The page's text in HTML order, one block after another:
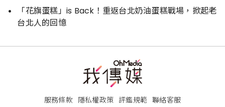
「花旗蛋糕」is Back！重返台北奶油蛋糕戰場，掀起老
台北人的回憶
服務條款 隱私權政策 評鑑規範 聯絡客服